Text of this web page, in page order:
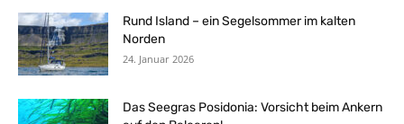
Rund Island – ein Segelsommer im kalten
Norden
24. Januar 2026
Das Seegras Posidonia: Vorsicht beim Ankern